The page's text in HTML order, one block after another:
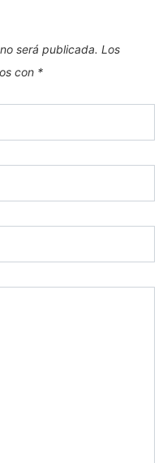
será publicada. Los
con *